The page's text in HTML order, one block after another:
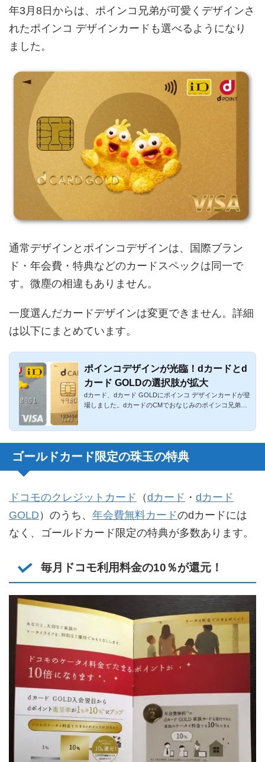
年3月8日からは、ポインコ兄弟が可愛くデザインさ
れたポインコ デザインカードも選べるようになり
ました。
通常デザインとポインコデザインは、国際ブラン
ド・年会費・特典などのカードスペックは同一で
す。微塵の相違もありません。
一度選んだカードデザインは変更できません。詳細
は以下にまとめています。
ポインコデザインが光臨！dカードとd
カード GOLDの選択肢が拡大
dカード、dカード GOLDにポインコ デザインカードが登
場しました。dカードのCMでおなじみのポインコ兄弟が
ゴールドカード限定の珠玉の特典
ドコモのクレジットカード （dカード ・ dカード
GOLD ）のうち、 年会費無料カードのdカードには
なく、ゴールドカード限定の特典が多数あります。
毎月ドコモ利用料金の10％が還元！